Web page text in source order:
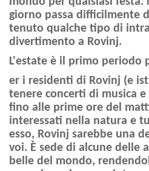
giorno passa difficilmente
tenuto qualche tipo di
divertimento a Rovinj.
L'estate è il primo periodo
er i residenti di Rovinj (e
tenere concerti di musica
fino alle prime ore del
interessati nella natura e
esso, Rovinj sarebbe una
voi. È sede di alcune delle
belle del mondo,